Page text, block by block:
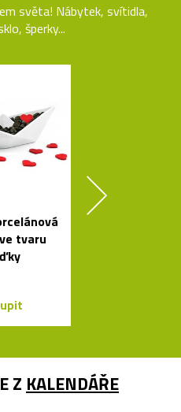
světa! Nábytek, svítidla,
šperky...
tvaru
Z KALENDÁŘE